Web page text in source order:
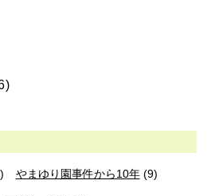
やまゆり園事件から10年(9)